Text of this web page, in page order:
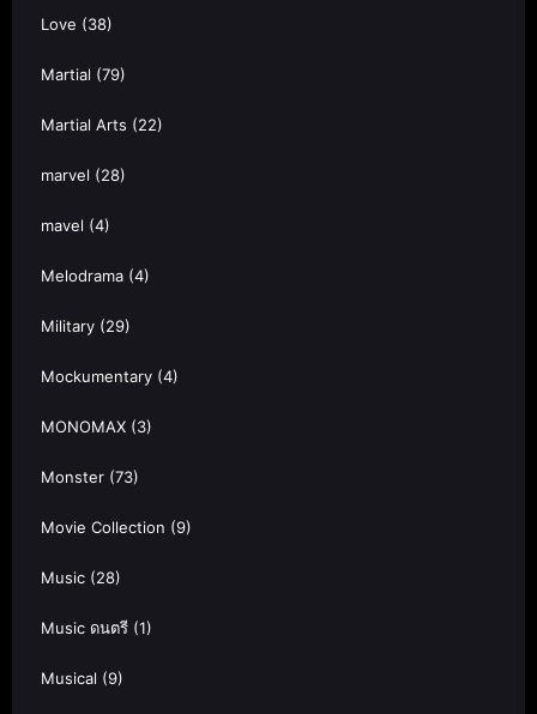
Love (38)
Martial (79)
Martial Arts (22)
marvel (28)
mavel (4)
Melodrama (4)
Military (29)
Mockumentary (4)
MONOMAX (3)
Monster (73)
Movie Collection (9)
Music (28)
Music ดนตรี (1)
Musical (9)